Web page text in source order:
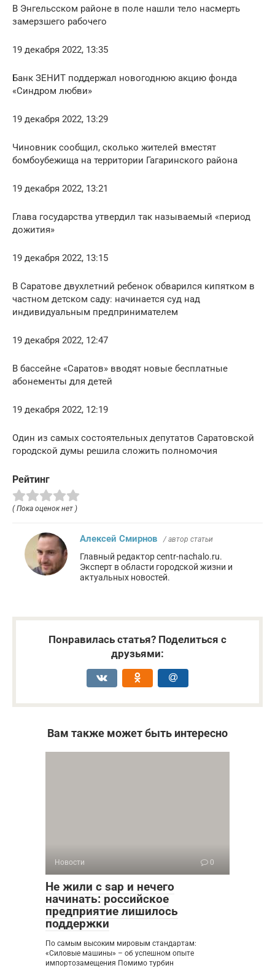
В Энгельсском районе в поле нашли тело насмерть
замерзшего рабочего
19 декабря 2022, 13:35
Банк ЗЕНИТ поддержал новогоднюю акцию фонда
«Синдром любви»
19 декабря 2022, 13:29
Чиновник сообщил, сколько жителей вместят
бомбоубежища на территории Гагаринского района
19 декабря 2022, 13:21
Глава государства утвердил так называемый «период
дожития»
19 декабря 2022, 13:15
В Саратове двухлетний ребенок обварился кипятком в
частном детском саду: начинается суд над
индивидуальным предпринимателем
19 декабря 2022, 12:47
В бассейне «Саратов» вводят новые бесплатные
абонементы для детей
19 декабря 2022, 12:19
Один из самых состоятельных депутатов Саратовской
городской думы решила сложить полномочия
Рейтинг
( Пока оценок нет )
Алексей Смирнов / автор статьи
Главный редактор centr-nachalo.ru.
Эксперт в области городской жизни и
актуальных новостей.
Понравилась статья? Поделиться с
друзьями:
Вам также может быть интересно
Новости 0
Не жили с sap и нечего
начинать: российское
предприятие лишилось
поддержки
По самым высоким мировым стандартам:
«Силовые машины» – об успешном опыте
импортозамещения Помимо турбин